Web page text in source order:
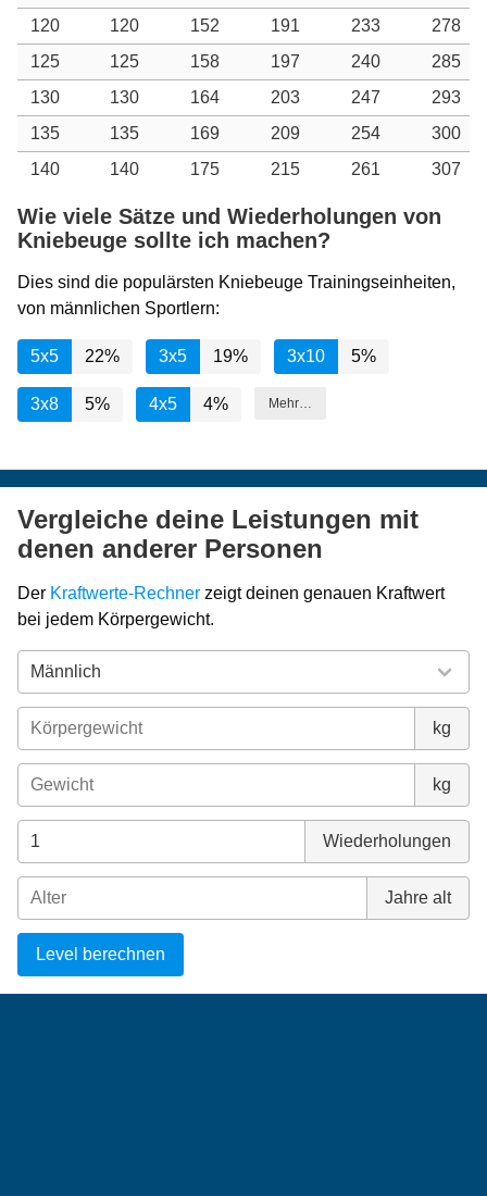
120
120 152 191 233
278
125
125 158 197 240
285
130
130 164 203 247
293
135
135 169 209 254
300
140
140 175 215 261 307
Wie viele Sätze und Wiederholungen von
Kniebeuge sollte ich machen?
Dies sind die populärsten Kniebeuge Trainingseinheiten,
von männlichen Sportlern:
5x5 22% 3x5 19% 3x10 5%
3x8 5% 4x5 4% Mehr…
Vergleiche deine Leistungen mit
denen anderer Personen
Der Kraftwerte-Rechner zeigt deinen genauen Kraftwert
bei jedem Körpergewicht.
kg
kg
Wiederholungen
Jahre alt
Level berechnen